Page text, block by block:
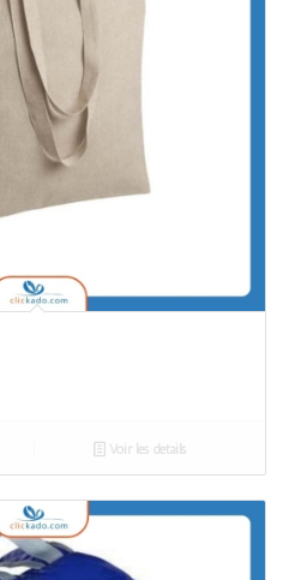
Voir les détails